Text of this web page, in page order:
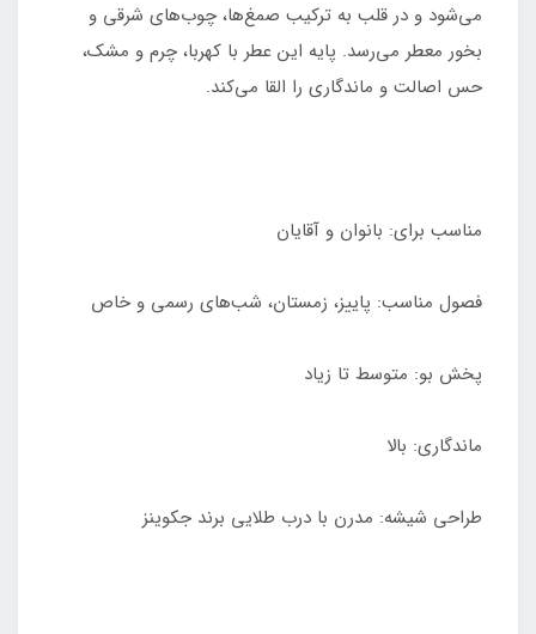
می‌شود و در قلب به ترکیب صمغ‌ها، چوب‌های شرقی و
بخور معطر می‌رسد. پایه این عطر با کهربا، چرم و مشک،
حس اصالت و ماندگاری را القا می‌کند.
مناسب برای: بانوان و آقایان
فصول مناسب: پاییز، زمستان، شب‌های رسمی و خاص
پخش بو: متوسط تا زیاد
ماندگاری: بالا
طراحی شیشه: مدرن با درب طلایی برند جکوینز